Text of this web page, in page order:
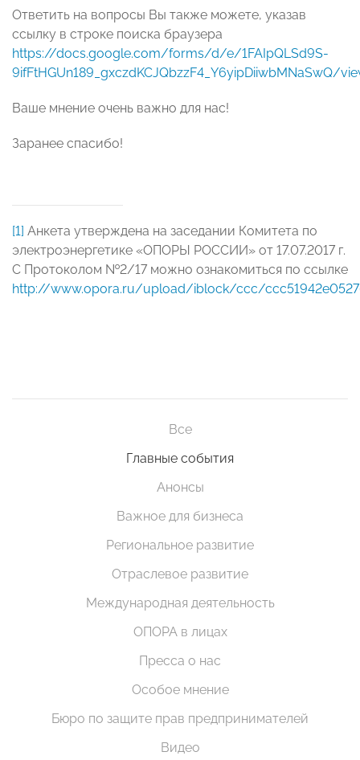
Ответить на вопросы Вы также можете, указав
ссылку в строке поиска браузера
https://docs.google.com/forms/d/e/1FAIpQLSd9S-
9ifFtHGUn189_gxczdKCJQbzzF4_Y6yipDiiwbMNaSwQ/
Ваше мнение очень важно для нас!
Заранее спасибо!
[1] Анкета утверждена на заседании Комитета по
электроэнергетике «ОПОРЫ РОССИИ» от 17.07.2017 г.
С Протоколом №2/17 можно ознакомиться по ссылке
http://www.opora.ru/upload/iblock/ccc/
Все
Главные события
Анонсы
Важное для бизнеса
Региональное развитие
Отраслевое развитие
Международная деятельность
ОПОРА в лицах
Пресса о нас
Особое мнение
Бюро по защите прав предпринимателей
Видео